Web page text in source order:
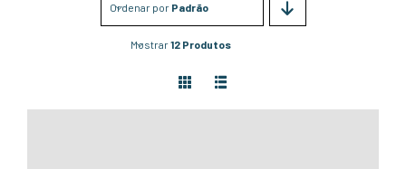
Ordenar por Padrão
Mostrar12 Produtos